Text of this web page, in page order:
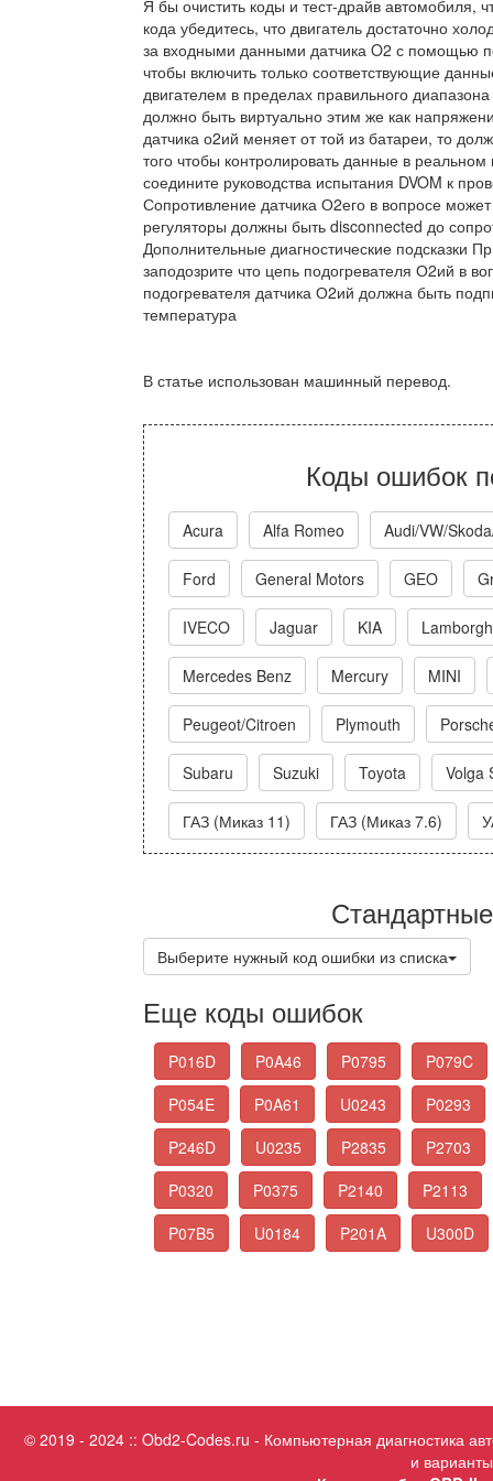
Я бы очистить коды и тест-драйв автомобиля,
кода убедитесь, что двигатель достаточно
за входными данными датчика O2 с помощью
чтобы включить только соответствующие
двигателем в пределах правильного
должно быть виртуально этим же как
датчика о2ий меняет от той из батареи, то
того чтобы контролировать данные в
соедините руководства испытания DVOM к
Сопротивление датчика О2его в вопросе
регуляторы должны быть disconnected до
Дополнительные диагностические подсказки
заподозрите что цепь подогревателя О2ий в
подогревателя датчика О2ий должна быть
температура
В статье использован машинный перевод.
Коды ошибок
Acura Alfa Romeo Audi/VW/
Ford General Motors GEO
IVECO Jaguar KIA
Mercedes Benz Mercury MINI
Peugeot/Citroen Plymouth
Subaru Suzuki Toyota Volga
ГАЗ (Миказ 11) ГАЗ (Миказ 7.6)
Выберите нужный код ошибки из списка
Еще коды ошибок
P016D P0A46 P0795
P079C
P054E
P0A61 U0243
P0293
P246D
U0235 P2835
P2703
P0320
P0375 P2140
P2113
P07B5
U0184 P201A U300D
© 2019 - 2024 :: Obd2-Codes.ru - Компьютерная диагностика
и